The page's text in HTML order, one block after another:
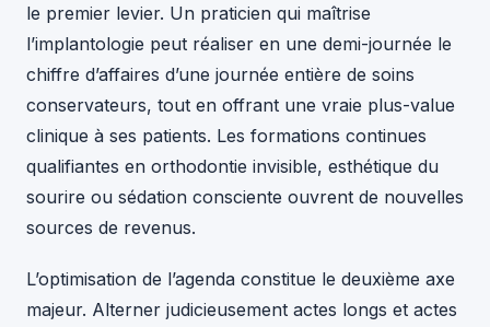
le premier levier. Un praticien qui maîtrise
l’implantologie peut réaliser en une demi-journée le
chiffre d’affaires d’une journée entière de soins
conservateurs, tout en offrant une vraie plus-value
clinique à ses patients. Les formations continues
qualifiantes en orthodontie invisible, esthétique du
sourire ou sédation consciente ouvrent de nouvelles
sources de revenus.
L’optimisation de l’agenda constitue le deuxième axe
majeur. Alterner judicieusement actes longs et actes